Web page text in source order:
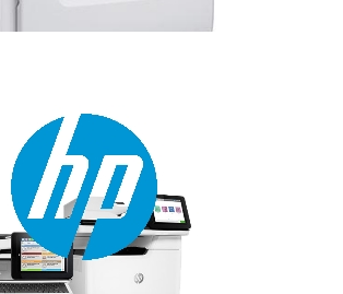
Canon C-EXV-36 Toner Orjinal IR-6055
10.221,00